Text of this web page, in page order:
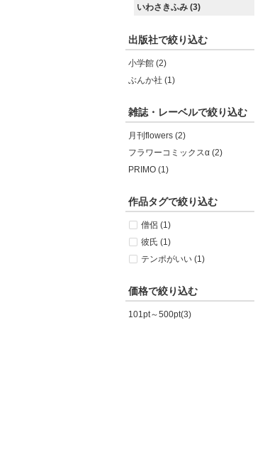
いわさきふみ (3)
出版社で絞り込む
小学館 (2)
ぶんか社 (1)
雑誌・レーベルで絞り込む
月刊flowers (2)
フラワーコミックスα (2)
PRIMO (1)
作品タグで絞り込む
僧侶 (1)
彼氏 (1)
テンポがいい (1)
価格で絞り込む
101pt～500pt(3)